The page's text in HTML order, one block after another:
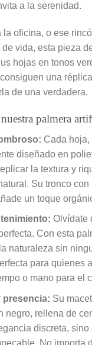
a la serenidad.
la oficina, o ese
vida, esta pieza
hojas en tonos
una
de una verdadera.
palmera
Cada
diseñado en
la textura y
Su tronco
un toque
Olvídate
Con esta
naturaleza sin
para quienes
o mano para el
presencia: Su
negro, rellena de
discreta, sino
No importa